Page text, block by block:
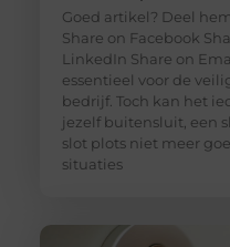
Goed artikel? Deel
Share on Facebook
LinkedIn Share on
essentieel voor de
bedrijf. Toch kan het
jezelf buitensluit, een
slot plots niet meer
situaties